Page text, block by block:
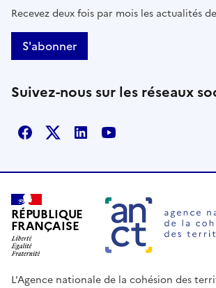
Recevez deux fois par mois les actualités
S'abonner
Suivez-nous sur les réseaux
Facebook
X LinkedinYoutube
RÉPUBLIQUE
FRANÇAISE
L'Agence nationale de la cohésion des